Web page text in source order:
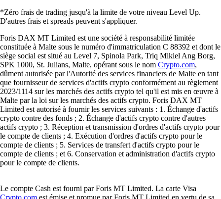
*Zéro frais de trading jusqu'à la limite de votre niveau Level Up.
D'autres frais et spreads peuvent s'appliquer.
Foris DAX MT Limited est une société à responsabilité limitée
constituée à Malte sous le numéro d'immatriculation C 88392 et dont le
siège social est situé au Level 7, Spinola Park, Triq Mikiel Ang Borg,
SPK 1000, St. Julians, Malte, opérant sous le nom Crypto.com,
dûment autorisée par l'Autorité des services financiers de Malte en tant
que fournisseur de services d'actifs crypto conformément au règlement
2023/1114 sur les marchés des actifs crypto tel qu'il est mis en œuvre à
Malte par la loi sur les marchés des actifs crypto. Foris DAX MT
Limited est autorisé à fournir les services suivants : 1. Échange d'actifs
crypto contre des fonds ; 2. Échange d'actifs crypto contre d'autres
actifs crypto ; 3. Réception et transmission d'ordres d'actifs crypto pour
le compte de clients ; 4. Exécution d'ordres d'actifs crypto pour le
compte de clients ; 5. Services de transfert d'actifs crypto pour le
compte de clients ; et 6. Conservation et administration d'actifs crypto
pour le compte de clients.
Le compte Cash est fourni par Foris MT Limited. La carte Visa
Crypto.com est émise et promue par Foris MT Limited en vertu de sa